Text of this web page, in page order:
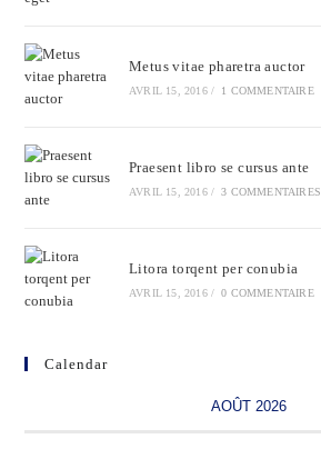
Metus vitae pharetra auctor
AVRIL 15, 2016 / 1 COMMENTAIRE
Praesent libro se cursus ante
AVRIL 15, 2016 / 3 COMMENTAIRES
Litora torqent per conubia
AVRIL 15, 2016 / 0 COMMENTAIRE
Calendar
AOÛT 2026